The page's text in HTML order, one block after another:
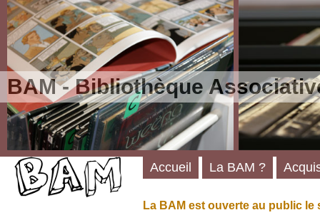
BAM - Bibliothèque
La BAM est ouverte au public le
Accueil La BAM ?